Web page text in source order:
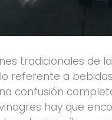
tradicionales de
referente a
confusión
hay que